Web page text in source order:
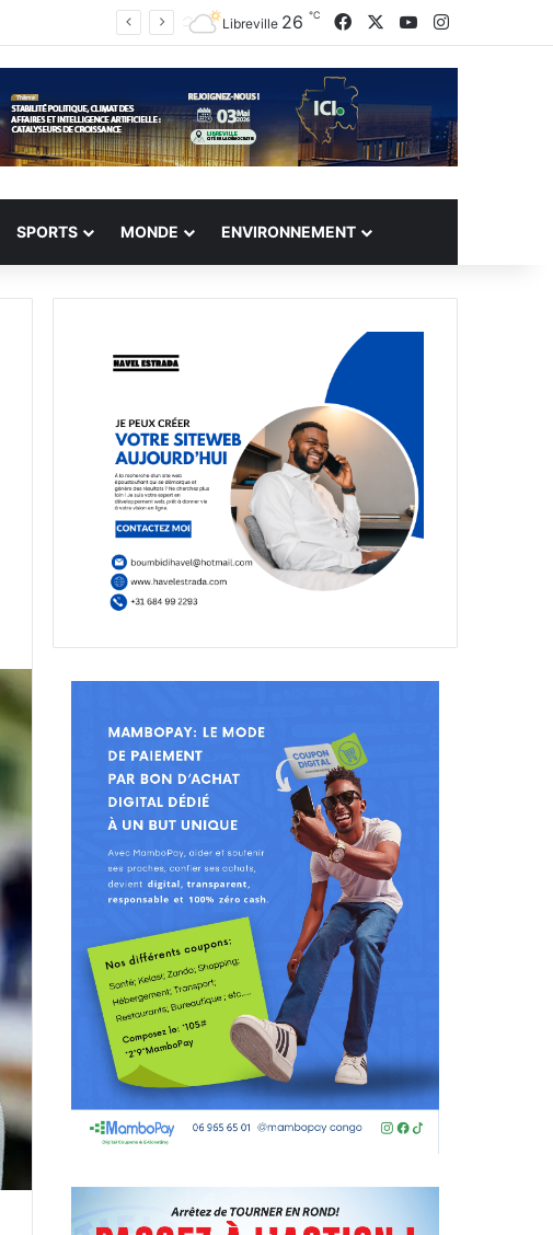
Libreville 26 ℃ FacebookYouTubeInstagram
SPORTS MONDE ENVIRONNEMENT